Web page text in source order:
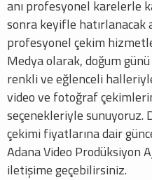
anı profesyonel karelerle
sonra keyifle hatırlanacak
profesyonel çekim
Medya olarak, doğum
renkli ve eğlenceli
video ve fotoğraf
seçenekleriyle sunuyoruz.
çekimi fiyatlarına dair
Adana Video Prodüksiyon
iletişime geçebilirsiniz.